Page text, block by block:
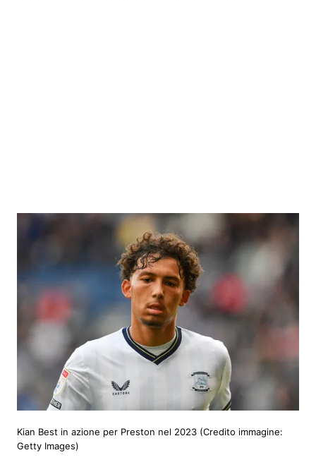
Kian Best in azione per Preston nel 2023 (Credito immagine:
Getty Images)